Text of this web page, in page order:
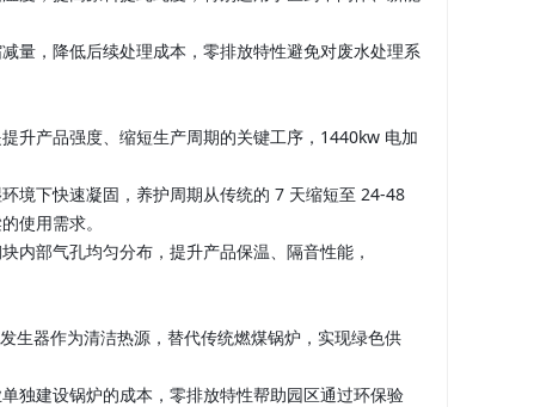
量，降低后续处理成本，零排放特性避免对废水处理系
升产品强度、缩短生产周期的关键工序，1440kw 电加
境下快速凝固，养护周期从传统的 7 天缩短至 24-48
使用需求。
内部气孔均匀分布，提升产品保温、隔音性能，
生器作为清洁热源，替代传统燃煤锅炉，实现绿色供
独建设锅炉的成本，零排放特性帮助园区通过环保验